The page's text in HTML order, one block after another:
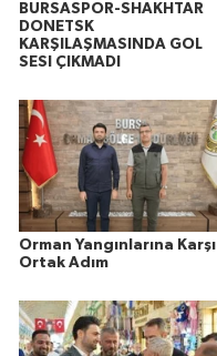
BURSASPOR-SHAKHTAR
DONETSK
KARŞILAŞMASINDA GOL
SESI ÇIKMADI
Orman Yangınlarına Karşı
Ortak Adım